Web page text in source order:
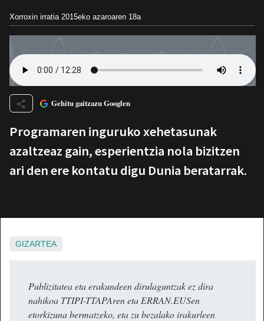
Xorroxin irratia 2015eko azaroaren 18a
Gehitu gaitzazu Googlen
Programaren inguruko xehetasunak
azaltzeaz gain, esperientzia nola bizitzen
ari den ere kontatu digu Dunia beratarrak.
GIZARTEA
Publizitatea eta erakundeen dirulaguntzak ez dira
nahikoa TTIPI-TTAPAren eta ERRAN.EUSen
etorkizuna bermatzeko, eta zu bezalako irakurleen